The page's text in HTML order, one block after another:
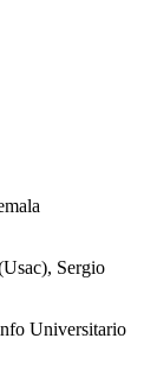
Sergio
Universitario